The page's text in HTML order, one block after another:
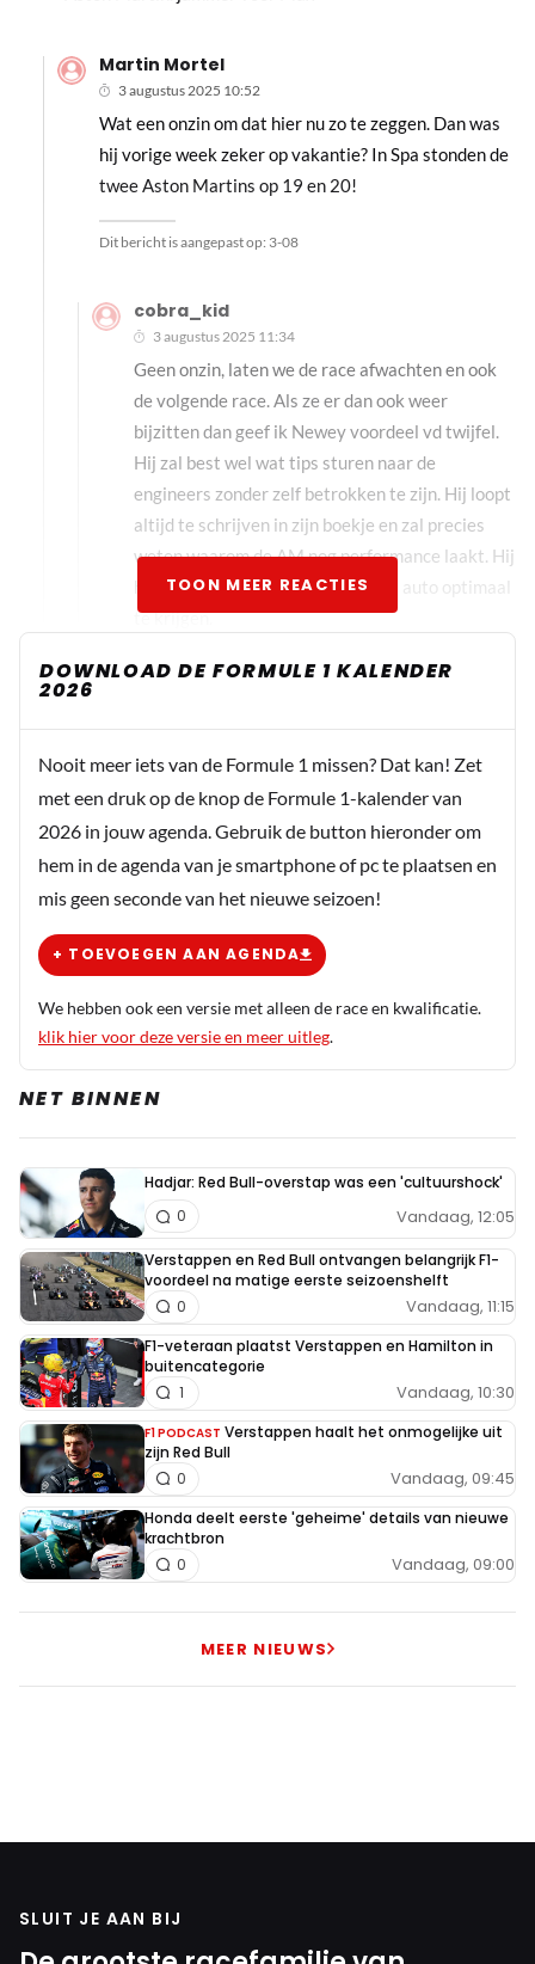
Martin Mortel
3 augustus 2025 10:52
Wat een onzin om dat hier nu zo te zeggen. Dan was
hij vorige week zeker op vakantie? In Spa stonden de
twee Aston Martins op 19 en 20!
Dit bericht is aangepast op: 3-08
cobra_kid
3 augustus 2025 11:34
Geen onzin, laten we de race afwachten en ook
de volgende race. Als ze er dan ook weer
bijzitten dan geef ik Newey voordeel vd twijfel.
Hij zal best wel wat tips sturen naar de
engineers zonder zelf betrokken te zijn. Hij loopt
altijd te schrijven in zijn boekje en zal precies
weten waarom de AM nog performance laakt. Hij
heeft deze data nodig om de 2026 auto optimaal
te krijgen.
Laat Max in de racing bulls rijden dan maakt ie nog kans
op de titel. RB is gewoon helemaal de weg kwijt. De beide
racing bulls staan 9 en 10 en Max 8 en Yuki pit.
Omgekeerde wereld.
ktramper1507304756
En wat is er nu veranderd aan de startopstelling? Ik zie
niks nieuws
Meepraten? Dat kan! Je hoeft je alleen maar aan te
melden met een RN365-account.
INLOGGEN AANMELDEN
TOON MEER REACTIES
DOWNLOAD DE FORMULE 1 KALENDER
2026
Nooit meer iets van de Formule 1 missen? Dat kan! Zet
met een druk op de knop de Formule 1-kalender van
2026 in jouw agenda. Gebruik de button hieronder om
hem in de agenda van je smartphone of pc te plaatsen en
mis geen seconde van het nieuwe seizoen!
+ TOEVOEGEN AAN AGENDA
We hebben ook een versie met alleen de race en kwalificatie.
klik hier voor deze versie en meer uitleg.
NET BINNEN
Hadjar: Red Bull-overstap was een 'cultuurshock'
Vandaag, 12:05
0
Verstappen en Red Bull ontvangen belangrijk F1-
voordeel na matige eerste seizoenshelft
Vandaag, 11:15
0
F1-veteraan plaatst Verstappen en Hamilton in
buitencategorie
Vandaag, 10:30
1
F1 PODCAST Verstappen haalt het onmogelijke uit
zijn Red Bull
Vandaag, 09:45
0
Honda deelt eerste 'geheime' details van nieuwe
krachtbron
Vandaag, 09:00
0
MEER NIEUWS
SLUIT JE AAN BIJ